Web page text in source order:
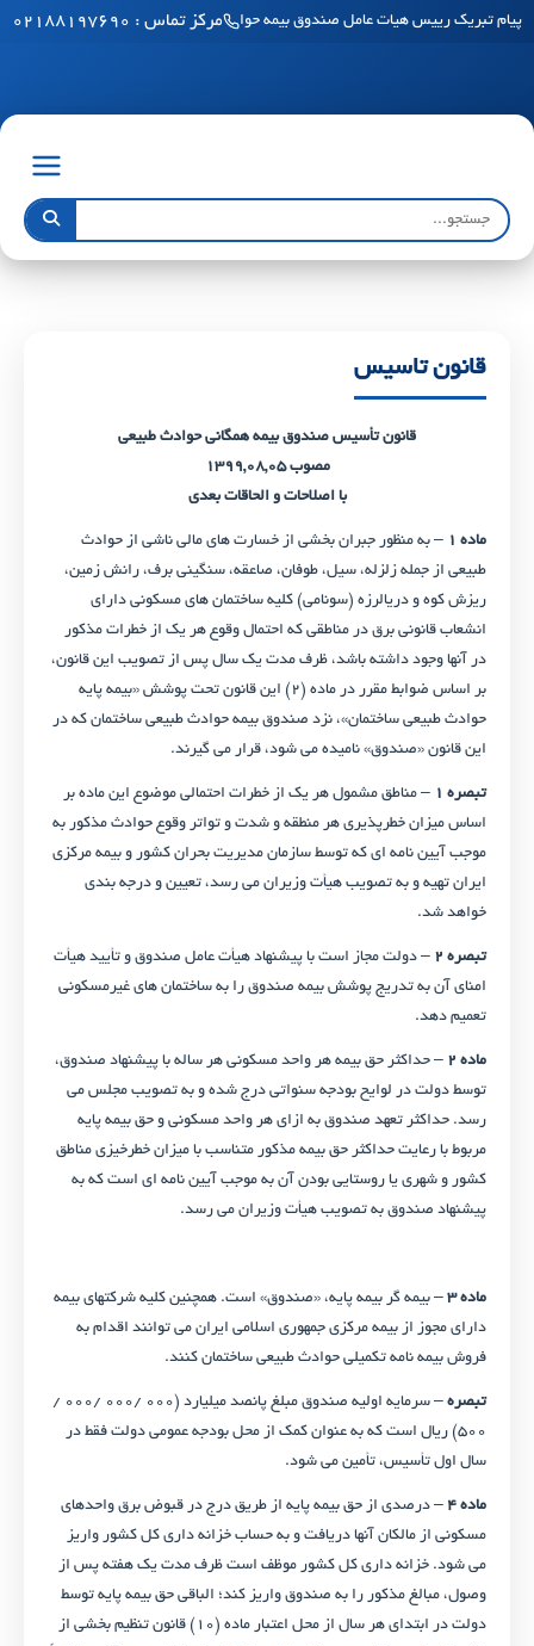
پیام تبریک رییس هیات عامل صندوق بیمه حوادث طبیعی ساختمان به مناسبت فرا
مرکز تماس : ۰۲۱۸۸۱۹۷۶۹۰
قانون تاسیس
قانون تأسیس صندوق بیمه همگانی حوادث طبیعی
مصوب ۱۳۹۹,۰۸,۰۵
با اصلاحات و الحاقات بعدی
ماده ۱
– به منظور جبران بخشی از خسارت‌ های مالی ناشی از حوادث
طبیعی از جمله زلزله، سیل، طوفان، صاعقه، سنگینی برف، رانش زمین،
ریزش کوه و دریالرزه (سونامی) کلیه ساختمان ‌های مسکونی دارای
انشعاب قانونی برق در مناطقی که احتمال وقوع هر یک از خطرات مذکور
در آنها وجود داشته‌ باشد، ظرف مدت یک سال پس از تصویب این قانون،
بر اساس ضوابط مقرر در ماده (۲) این قانون تحت پوشش «بیمه پایه
حوادث طبیعی ساختمان»، نزد صندوق بیمه حوادث طبیعی ساختمان که در
این قانون «صندوق» نامیده می ‌شود، قرار می‌ گیرند.
تبصره ۱
– مناطق مشمول هر یک از خطرات احتمالی موضوع این ماده بر
اساس میزان خطرپذیری هر منطقه و شدت و تواتر وقوع حوادث مذکور به
موجب آیین ‌نامه ای که توسط سازمان مدیریت بحران کشور و بیمه مرکزی
ایران تهیه و به تصویب هیأت وزیران می ‌رسد، تعیین و درجه ‌بندی
خواهد شد.
تبصره ۲
– دولت مجاز است با پیشنهاد هیأت عامل صندوق و تأیید هیأت
امنای آن به تدریج پوشش بیمه صندوق را به ساختمان ‌های غیرمسکونی
تعمیم دهد.
ماده ۲
– حداکثر حق بیمه هر واحد مسکونی هر ساله با پیشنهاد صندوق،
توسط دولت در لوایح بودجه سنواتی درج شده و به تصویب مجلس می‌
رسد. حداکثر تعهد صندوق به ازای هر واحد مسکونی و حق بیمه پایه
مربوط با رعایت حداکثر حق بیمه مذکور متناسب با میزان خطرخیزی مناطق
کشور و شهری یا روستایی بودن آن به موجب آیین نامه‌ ای است که به
پیشنهاد صندوق به تصویب هیأت وزیران می ‌رسد.
ماده ۳
– بیمه گر بیمه پایه، «صندوق» است. همچنین کلیه شرکتهای بیمه
دارای مجوز از بیمه مرکزی جمهوری اسلامی ایران می ‌توانند اقدام به
فروش بیمه‌ نامه تکمیلی حوادث طبیعی ساختمان کنند.
تبصره
– سرمایه اولیه صندوق مبلغ پانصد میلیارد (۰۰۰ /۰۰۰ /۰۰۰ /
۵۰۰) ریال است که به عنوان کمک از محل بودجه عمومی دولت فقط در
سال اول تأسیس، تأمین می ‌شود.
ماده ۴
– درصدی از حق بیمه پایه از طریق درج در قبوض برق واحدهای
مسکونی از مالکان آنها دریافت و به حساب خزانه داری کل کشور واریز
می‌ شود. خزانه داری کل کشور موظف است ظرف مدت یک هفته پس از
وصول، مبالغ مذکور را به صندوق واریز کند؛ الباقی حق بیمه پایه توسط
دولت در ابتدای هر سال از محل اعتبار ماده (۱۰) قانون تنظیم بخشی از